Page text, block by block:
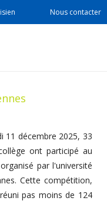
Nous contacter
11 décembre 2025, 33
ont participé au
par l'université
Cette compétition,
pas moins de 124